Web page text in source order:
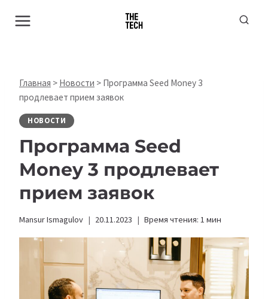
Главная > Новости > Программа Seed Money 3
продлевает прием заявок
НОВОСТИ
Программа Seed
Money 3 продлевает
прием заявок
Mansur Ismagulov 20.11.2023 Время чтения: 1 мин